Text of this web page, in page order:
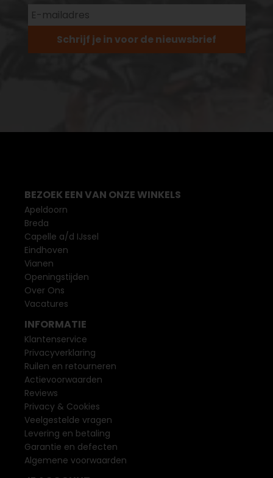
Schrijf je in voor de nieuwsbrief
BEZOEK EEN VAN ONZE WINKELS
Apeldoorn
Breda
Capelle a/d IJssel
Eindhoven
Vianen
Openingstijden
Over Ons
Vacatures
INFORMATIE
Klantenservice
Privacyverklaring
Ruilen en retourneren
Actievoorwaarden
Reviews
Privacy & Cookies
Veelgestelde vragen
Levering en betaling
Garantie en defecten
Algemene voorwaarden